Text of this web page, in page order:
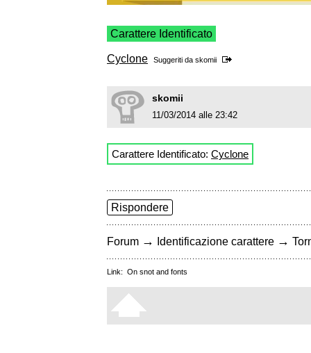
Carattere Identificato
Cyclone Suggeriti da skomii
skomii
11/03/2014 alle 23:42
Carattere Identificato: Cyclone
Rispondere
Forum → Identificazione carattere →
Link: On snot and fonts